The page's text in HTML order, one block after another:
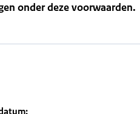
onder deze voorwaarden.